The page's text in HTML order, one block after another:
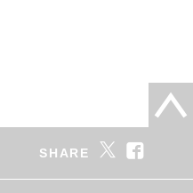
SHARE